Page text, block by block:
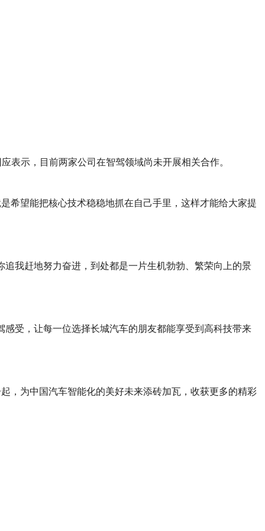
表示，目前两家公司在智驾领域尚未开展相关合作。
希望能把核心技术稳稳地抓在自己手里，这样才能给大家提
我赶地努力奋进，到处都是一片生机勃勃、繁荣向上的景
受，让每一位选择长城汽车的朋友都能享受到高科技带来
，为中国汽车智能化的美好未来添砖加瓦，收获更多的精彩